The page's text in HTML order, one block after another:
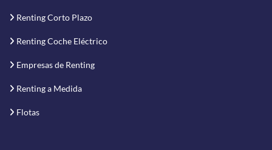
Renting Corto Plazo
Renting Coche Eléctrico
Empresas de Renting
Renting a Medida
Flotas